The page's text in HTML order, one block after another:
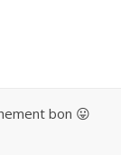
bon 😛